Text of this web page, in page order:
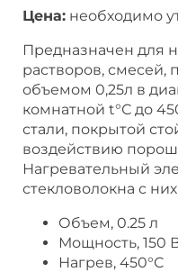
Цена: необходимо
Предназначен для
растворов, смесей,
объемом 0,25л в
комнатной t°С до
стали, покрытой
воздействию
Нагревательный
стекловолокна с
Объем, 0.25 л
Мощность, 150
Нагрев, 450°С